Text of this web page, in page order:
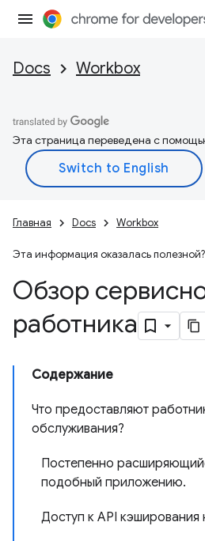
Docs Workbox
Эта страница переведена с
Главная Docs Workbox
Эта информация оказалась полезной?
Обзор
работника
Содержание
Что предоставляют
обслуживания?
Постепенно
подобный приложению.
Доступ к API